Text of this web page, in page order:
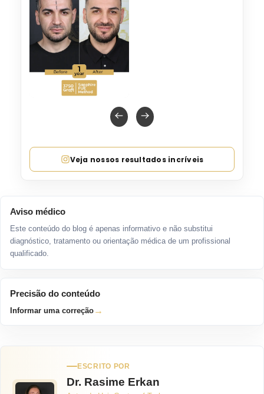
Veja nossos resultados incríveis
Aviso médico
Este conteúdo do blog é apenas informativo e não substitui
diagnóstico, tratamento ou orientação médica de um profissional
qualificado.
Precisão do conteúdo
Informar uma correção →
ESCRITO POR
Dr. Rasime Erkan